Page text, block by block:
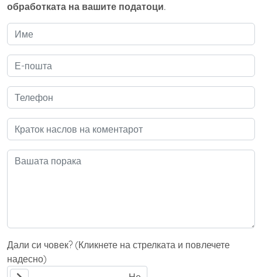
обработката на вашите податоци.
Дали си човек? (Кликнете на стрелката и повлечете
надесно)